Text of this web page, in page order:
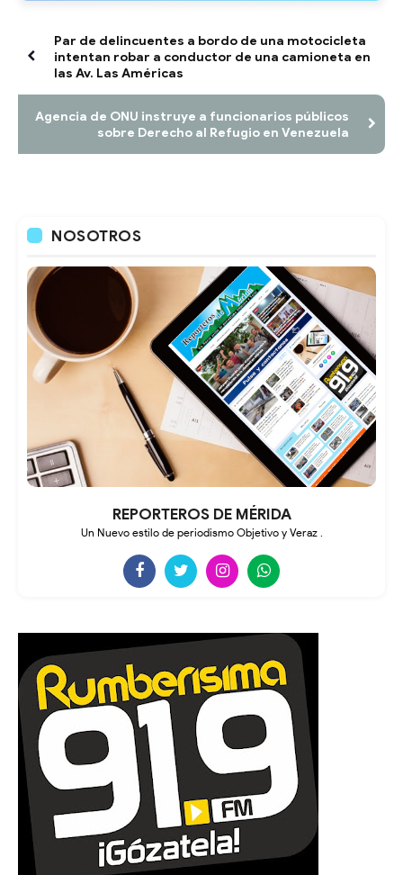
Par de delincuentes a bordo de una motocicleta
intentan robar a conductor de una camioneta en
las Av. Las Américas
Agencia de ONU instruye a funcionarios públicos
sobre Derecho al Refugio en Venezuela
NOSOTROS
REPORTEROS DE MÉRIDA
Un Nuevo estilo de periodismo Objetivo y Veraz .